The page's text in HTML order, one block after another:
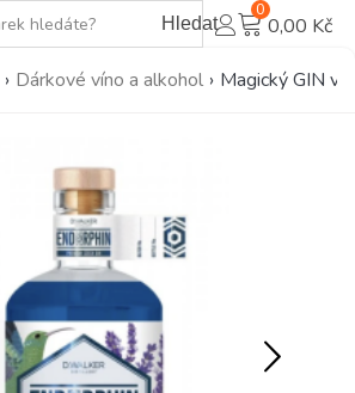
Hledat
0
0,00 Kč
› Dárkové víno a alkohol › Magický GIN v